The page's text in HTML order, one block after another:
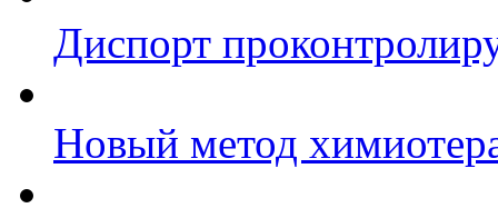
Диспорт
Новый метод